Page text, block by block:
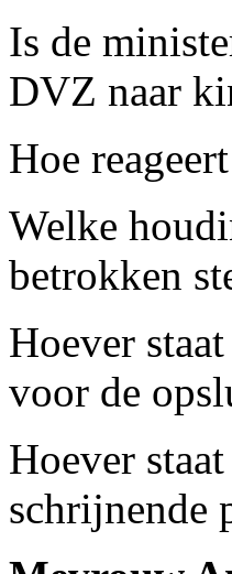
Is de
DVZ naar
Hoe
Welke
betrokken
Hoever
voor de
Hoever
schrijnende